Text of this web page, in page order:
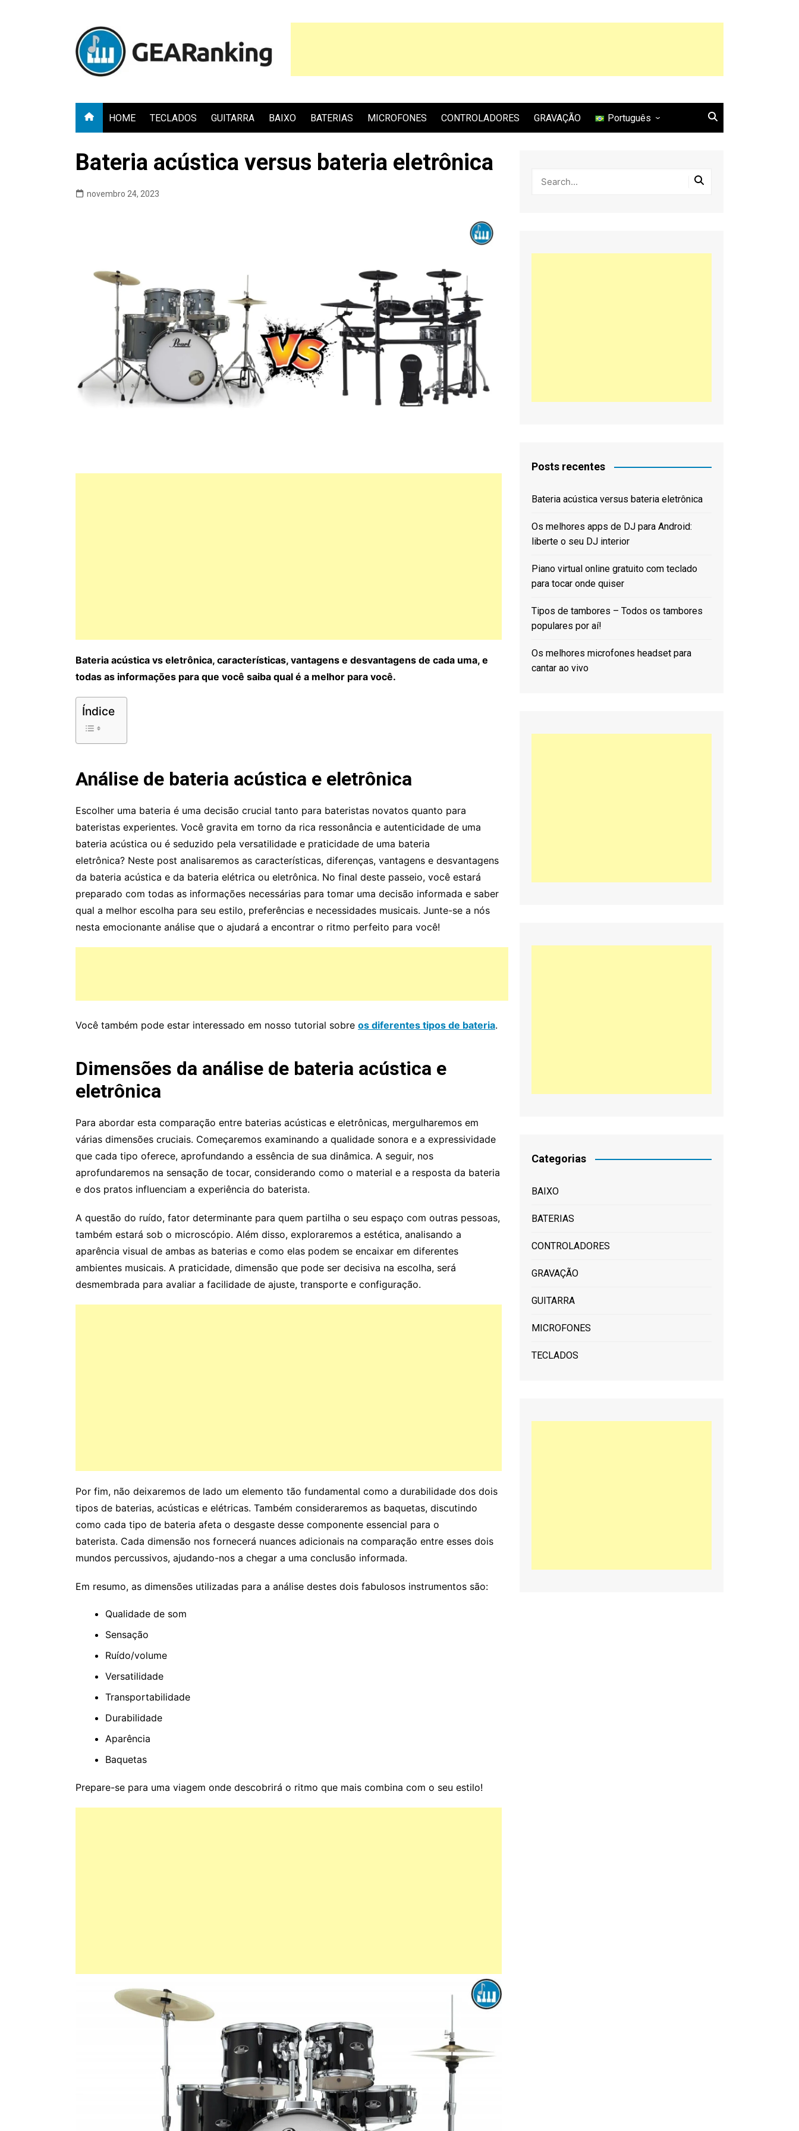
HOME TECLADOS GUITARRA BAIXO BATERIAS MICROFONES CONTROLADORES GRAVAÇÃO Português
Bateria acústica versus bateria eletrônica
novembro 24, 2023
Bateria acústica vs eletrônica, características, vantagens e desvantagens de cada uma, e
todas as informações para que você saiba qual é a melhor para você.
Índice
Análise de bateria acústica e eletrônica
Escolher uma bateria é uma decisão crucial tanto para bateristas novatos quanto para
bateristas experientes. Você gravita em torno da rica ressonância e autenticidade de uma
bateria acústica ou é seduzido pela versatilidade e praticidade de uma bateria
eletrônica? Neste post analisaremos as características, diferenças, vantagens e desvantagens
da bateria acústica e da bateria elétrica ou eletrônica. No final deste passeio, você estará
preparado com todas as informações necessárias para tomar uma decisão informada e saber
qual a melhor escolha para seu estilo, preferências e necessidades musicais. Junte-se a nós
nesta emocionante análise que o ajudará a encontrar o ritmo perfeito para você!
Você também pode estar interessado em nosso tutorial sobre os diferentes tipos de bateria.
Dimensões da análise de bateria acústica e
eletrônica
Para abordar esta comparação entre baterias acústicas e eletrônicas, mergulharemos em
várias dimensões cruciais. Começaremos examinando a qualidade sonora e a expressividade
que cada tipo oferece, aprofundando a essência de sua dinâmica. A seguir, nos
aprofundaremos na sensação de tocar, considerando como o material e a resposta da bateria
e dos pratos influenciam a experiência do baterista.
A questão do ruído, fator determinante para quem partilha o seu espaço com outras pessoas,
também estará sob o microscópio. Além disso, exploraremos a estética, analisando a
aparência visual de ambas as baterias e como elas podem se encaixar em diferentes
ambientes musicais. A praticidade, dimensão que pode ser decisiva na escolha, será
desmembrada para avaliar a facilidade de ajuste, transporte e configuração.
Por fim, não deixaremos de lado um elemento tão fundamental como a durabilidade dos dois
tipos de baterias, acústicas e elétricas. Também consideraremos as baquetas, discutindo
como cada tipo de bateria afeta o desgaste desse componente essencial para o
baterista. Cada dimensão nos fornecerá nuances adicionais na comparação entre esses dois
mundos percussivos, ajudando-nos a chegar a uma conclusão informada.
Em resumo, as dimensões utilizadas para a análise destes dois fabulosos instrumentos são:
Qualidade de som
Sensação
Ruído/volume
Versatilidade
Transportabilidade
Durabilidade
Aparência
Baquetas
Prepare-se para uma viagem onde descobrirá o ritmo que mais combina com o seu estilo!
Posts recentes
Bateria acústica versus bateria eletrônica
Os melhores apps de DJ para Android:
liberte o seu DJ interior
Piano virtual online gratuito com teclado
para tocar onde quiser
Tipos de tambores – Todos os tambores
populares por aí!
Os melhores microfones headset para
cantar ao vivo
Categorias
BAIXO
BATERIAS
CONTROLADORES
GRAVAÇÃO
GUITARRA
MICROFONES
TECLADOS